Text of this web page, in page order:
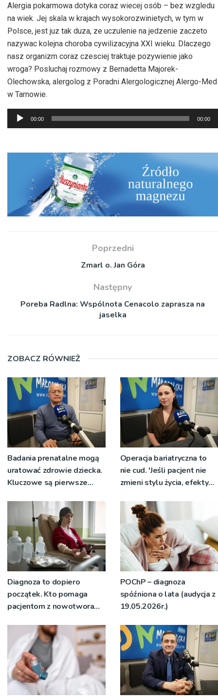
Alergia pokarmowa dotyka coraz wiecej osób – bez wzgledu
na wiek. Jej skala w krajach wysokorozwinietych, w tym w
Polsce, jest juz tak duza, ze uczulenie na jedzenie zaczeto
nazywac kolejna choroba cywilizacyjna XXI wieku. Dlaczego
nasz organizm coraz czesciej traktuje pozywienie jako
wroga? Posluchaj rozmowy z Bernadetta Majorek-
Olechowska, alergolog z Poradni Alergologicznej Alergo-Med
w Tarnowie.
Odtwarzacz
plików
00:00 00:00
Poprzedni
Zmarl o. Jan Góra
Następny
Poreba Radlna: Wspólnota Cenacolo zaprasza na
jaselka
ZOBACZ RÓWNIEŻ
Badania prenatalne mogą
uratować zdrowie dziecka.
Kluczowe są pierwsze
16.06.2026r.)
Operacja bariatryczna to
nie cud. 'Jeśli pacjent nie
zmieni stylu życia, efekty
zaprzepaszczone” (audycja
z 9.06.2026r.)
Diagnoza to dopiero
początek. Kto pomaga
pacjentom z nowotworami
26.05.2026r.)
POChP – diagnoza
spóźniona o lata (audycja z
19.05.2026r.)